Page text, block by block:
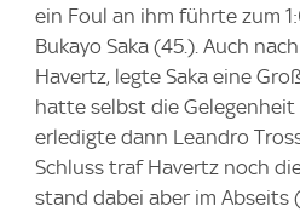
ein Foul an ihm führte zum
Bukayo Saka (45.). Auch
Havertz, legte Saka eine
hatte selbst die Gelegenheit
erledigte dann Leandro
Schluss traf Havertz noch
stand dabei aber im Abseits